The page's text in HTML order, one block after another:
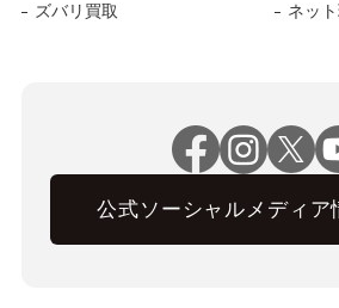
ズバリ買取 ネッ
公式ソーシャルメディア